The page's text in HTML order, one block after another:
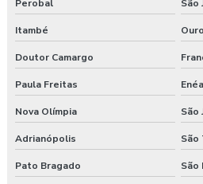
Perobal São
Itambé
Doutor Camargo
Paula Freitas
Nova Olímpia São
Adrianópolis São
Pato Bragado São